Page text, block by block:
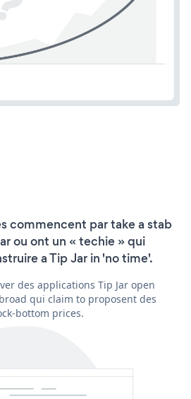
commencent par take a stab
ou ont un « techie » qui
a Tip Jar in 'no time'.
des applications Tip Jar open
qui claim to proposent des
bottom prices.